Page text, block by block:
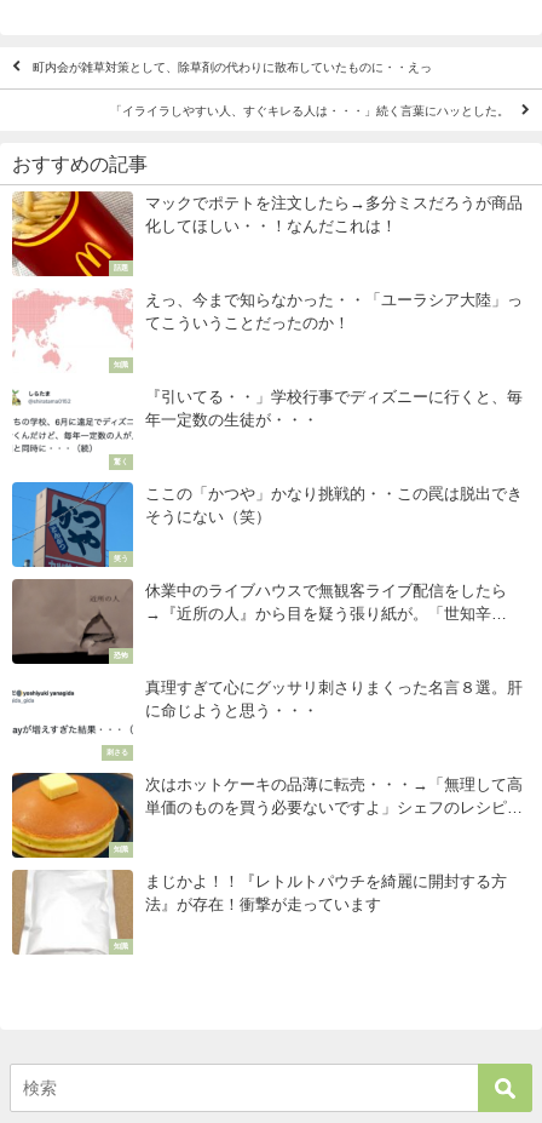
町内会が雑草対策として、除草剤の代わりに散布していたものに・・えっ
「イライラしやすい人、すぐキレる人は・・・」続く言葉にハッとした。
おすすめの記事
話題
マックでポテトを注文したら→多分ミスだろうが商品
化してほしい・・！なんだこれは！
知識
えっ、今まで知らなかった・・「ユーラシア大陸」っ
てこういうことだったのか！
驚く
『引いてる・・」学校行事でディズニーに行くと、毎
年一定数の生徒が・・・
笑う
ここの「かつや」かなり挑戦的・・この罠は脱出でき
そうにない（笑）
恐怖
休業中のライブハウスで無観客ライブ配信をしたら
→『近所の人』から目を疑う張り紙が。「世知辛
刺さる
真理すぎて心にグッサリ刺さりまくった名言８選。肝
に命じようと思う・・・
知識
次はホットケーキの品薄に転売・・・→「無理して高
単価のものを買う必要ないですよ」シェフのレシピが
知識
まじかよ！！『レトルトパウチを綺麗に開封する方
法』が存在！衝撃が走っています